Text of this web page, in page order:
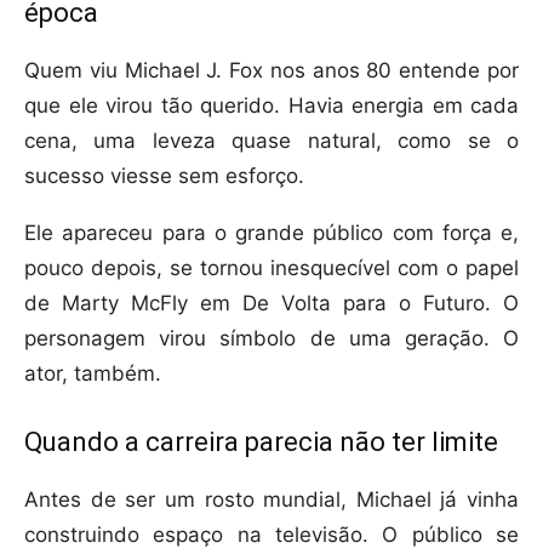
época
Quem viu Michael J. Fox nos anos 80 entende por
que ele virou tão querido. Havia energia em cada
cena, uma leveza quase natural, como se o
sucesso viesse sem esforço.
Ele apareceu para o grande público com força e,
pouco depois, se tornou inesquecível com o papel
de Marty McFly em De Volta para o Futuro. O
personagem virou símbolo de uma geração. O
ator, também.
Quando a carreira parecia não ter limite
Antes de ser um rosto mundial, Michael já vinha
construindo espaço na televisão. O público se